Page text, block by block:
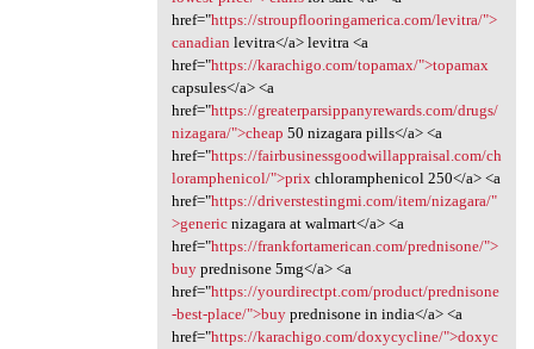
href="https://stroupflooringamerica.com/levitra/">
canadian levitra</a> levitra <a
href="https://karachigo.com/topamax/">topamax
capsules</a> <a
href="https://greaterparsippanyrewards.com/drugs/
nizagara/">cheap 50 nizagara pills</a> <a
href="https://fairbusinessgoodwillappraisal.com/ch
loramphenicol/">prixchloramphenicol 250</a> <a
href="https://driverstestingmi.com/item/nizagara/"
>genericnizagara at walmart</a> <a
href="https://frankfortamerican.com/prednisone/">
buyprednisone 5mg</a> <a
href="https://yourdirectpt.com/product/prednisone
-best-place/">buyprednisone in india</a> <a
href="https://karachigo.com/doxycycline/">doxyc